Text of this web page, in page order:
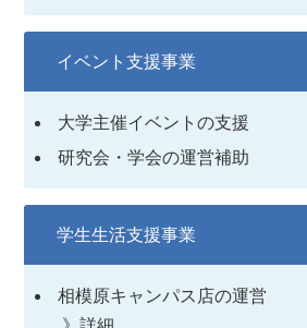
イベント支援事業
大学主催イベントの支援
研究会・学会の運営補助
学生生活支援事業
相模原キャンパス店の運営